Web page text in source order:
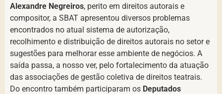
Alexandre Negreiros, perito em direitos autorais e
compositor, a SBAT apresentou diversos problemas
encontrados no atual sistema de autorização,
recolhimento e distribuição de direitos autorais no setor e
sugestões para melhorar esse ambiente de negócios. A
saída passa, a nosso ver, pelo fortalecimento da atuação
das associações de gestão coletiva de direitos teatrais.
Do encontro também participaram os Deputados